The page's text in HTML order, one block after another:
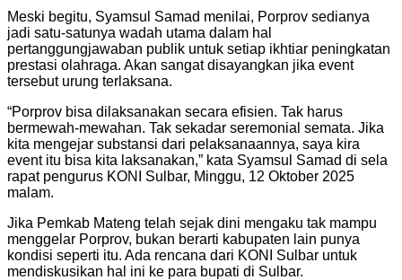
Meski begitu, Syamsul Samad menilai, Porprov sedianya
jadi satu-satunya wadah utama dalam hal
pertanggungjawaban publik untuk setiap ikhtiar peningkatan
prestasi olahraga. Akan sangat disayangkan jika event
tersebut urung terlaksana.
“Porprov bisa dilaksanakan secara efisien. Tak harus
bermewah-mewahan. Tak sekadar seremonial semata. Jika
kita mengejar substansi dari pelaksanaannya, saya kira
event itu bisa kita laksanakan,” kata Syamsul Samad di sela
rapat pengurus KONI Sulbar, Minggu, 12 Oktober 2025
malam.
Jika Pemkab Mateng telah sejak dini mengaku tak mampu
menggelar Porprov, bukan berarti kabupaten lain punya
kondisi seperti itu. Ada rencana dari KONI Sulbar untuk
mendiskusikan hal ini ke para bupati di Sulbar.